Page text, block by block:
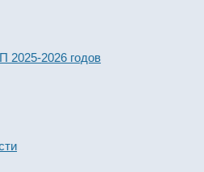
2026 годов